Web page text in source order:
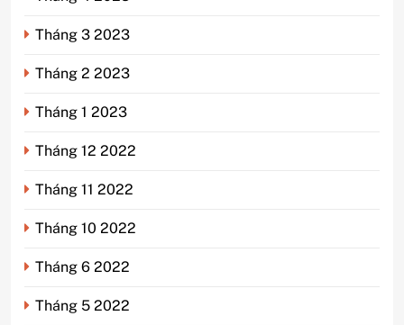
Tháng 3 2023
Tháng 2 2023
Tháng 1 2023
Tháng 12 2022
Tháng 11 2022
Tháng 10 2022
Tháng 6 2022
Tháng 5 2022